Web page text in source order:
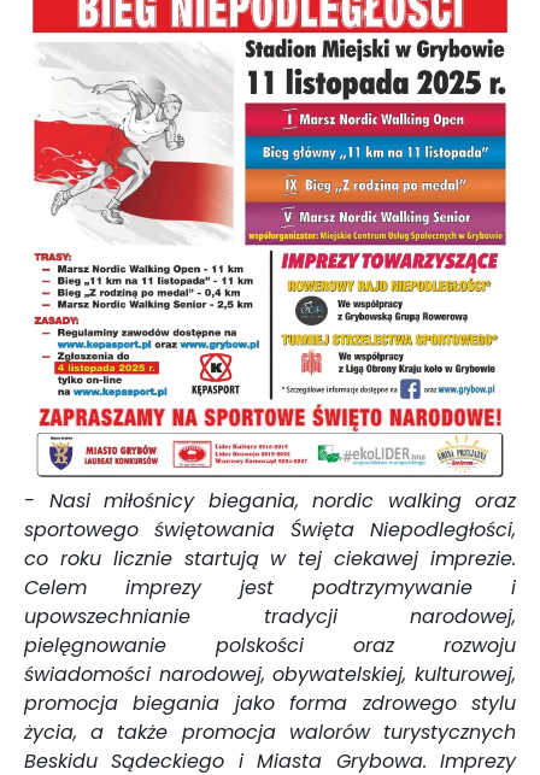
- Nasi miłośnicy biegania, nordic walking oraz
sportowego świętowania Święta Niepodległości,
co roku licznie startują w tej ciekawej imprezie.
Celem imprezy jest podtrzymywanie i
upowszechnianie tradycji narodowej,
pielęgnowanie polskości oraz rozwoju
świadomości narodowej, obywatelskiej, kulturowej,
promocja biegania jako forma zdrowego stylu
życia, a także promocja walorów turystycznych
Beskidu Sądeckiego i Miasta Grybowa. Imprezy